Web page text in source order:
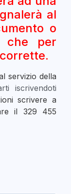
al
o
che per
servizio della
iscrivendoti
scrivere a
il 329 455